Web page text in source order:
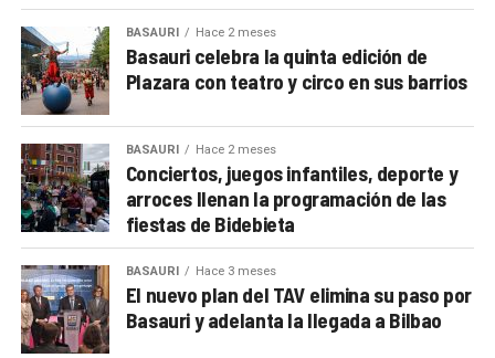
BASAURI Hace 2 meses
Basauri celebra la quinta edición de
Plazara con teatro y circo en sus barrios
BASAURI Hace 2 meses
Conciertos, juegos infantiles, deporte y
arroces llenan la programación de las
fiestas de Bidebieta
BASAURI Hace 3 meses
El nuevo plan del TAV elimina su paso por
Basauri y adelanta la llegada a Bilbao